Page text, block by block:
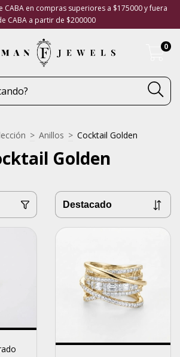
CABA en compras superiores a $175000 y fuera
CABA a partir de $200000
0
> Anillos > Cocktail Golden
Golden